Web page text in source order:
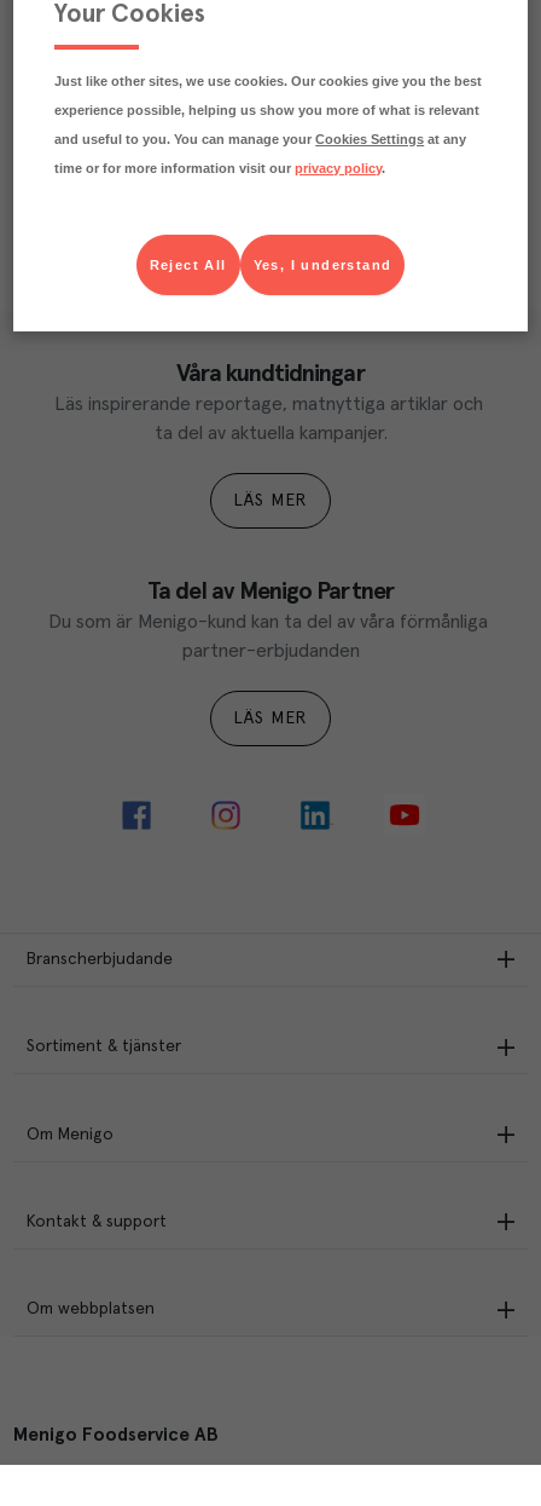
Varje kilo av varan påverkar klimatet motsvarande
utsläppen av 1.1 kg koldioxid.
Våra kundtidningar
Läs inspirerande reportage, matnyttiga artiklar och
ta del av aktuella kampanjer.
LÄS MER
Ta del av Menigo Partner
Du som är Menigo-kund kan ta del av våra förmånliga
partner-erbjudanden
LÄS MER
Branscherbjudande
Sortiment & tjänster
Om Menigo
Kontakt & support
Om webbplatsen
Menigo Foodservice AB
Your Cookies
Just like other sites, we use cookies. Our cookies give you the best
experience possible, helping us show you more of what is relevant
and useful to you. You can manage yourCookies Settings at any
time or for more information visit ourprivacy policy.
Yes, I understand
Reject All